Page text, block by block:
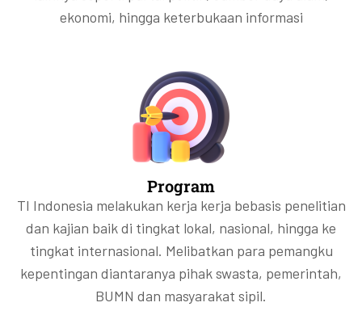
ekonomi, hingga keterbukaan informasi
Program
TI Indonesia melakukan kerja kerja bebasis penelitian
dan kajian baik di tingkat lokal, nasional, hingga ke
tingkat internasional. Melibatkan para pemangku
kepentingan diantaranya pihak swasta, pemerintah,
BUMN dan masyarakat sipil.